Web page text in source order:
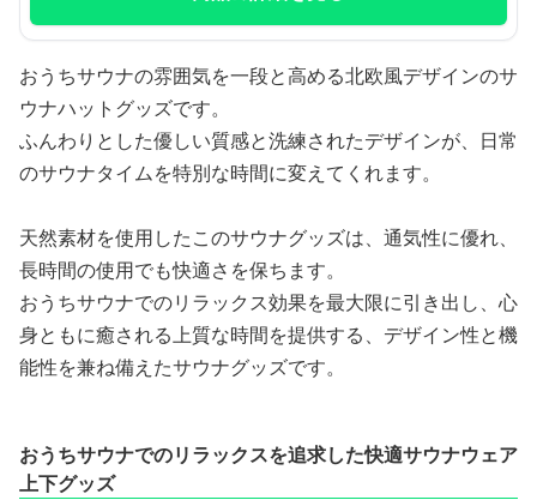
おうちサウナの雰囲気を一段と高める北欧風デザインのサ
ウナハットグッズです。
ふんわりとした優しい質感と洗練されたデザインが、日常
のサウナタイムを特別な時間に変えてくれます。
天然素材を使用したこのサウナグッズは、通気性に優れ、
長時間の使用でも快適さを保ちます。
おうちサウナでのリラックス効果を最大限に引き出し、心
身ともに癒される上質な時間を提供する、デザイン性と機
能性を兼ね備えたサウナグッズです。
おうちサウナでのリラックスを追求した快適サウナウェア
上下グッズ